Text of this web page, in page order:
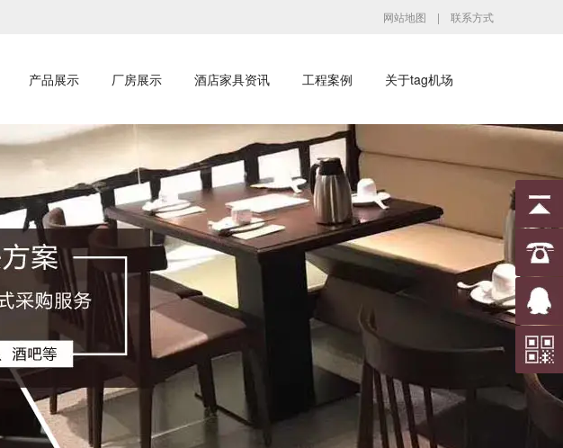
网站地图 | 联系方式
产品展示 厂房展示 酒店家具资讯 工程案例 关于tag机场